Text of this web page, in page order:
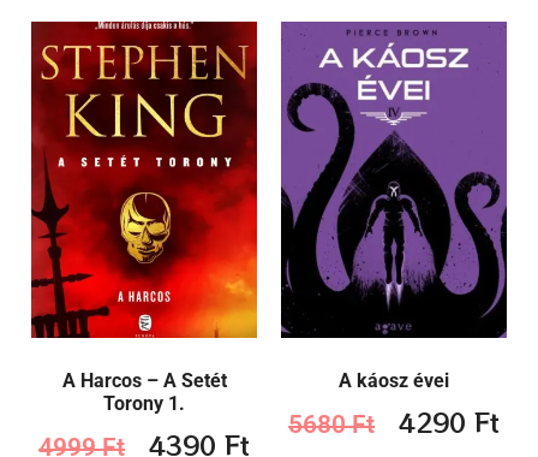
A Harcos – A Setét
Torony 1.
4999Ft 4390 Ft
A káosz évei
5680Ft 4290 Ft